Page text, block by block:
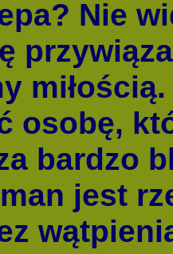
Nie
osobę,
bardzo
jest